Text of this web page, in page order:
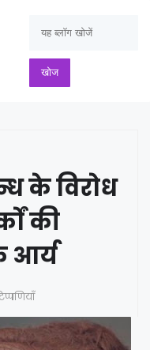
के विरोध
की
आर्य